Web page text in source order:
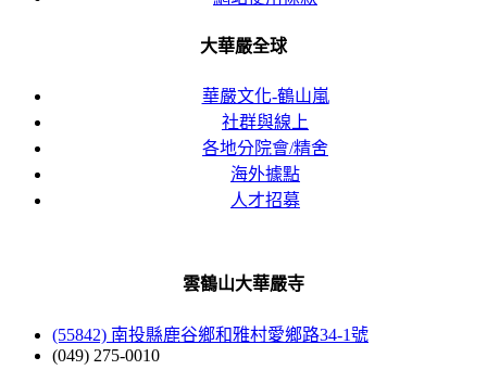
大華嚴全球
華嚴文化-鶴山嵐
社群與線上
各地分院會/精舍
海外據點
人才招募
雲鶴山大華嚴寺
(55842) 南投縣鹿谷鄉和雅村愛鄉路34-1號
(049) 275-0010